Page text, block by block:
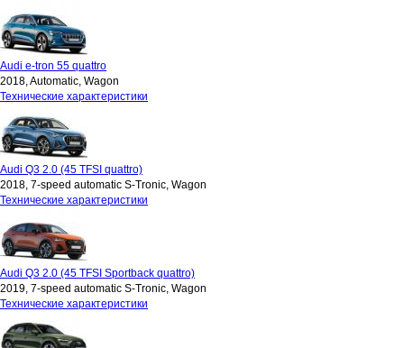
Audi e-tron 55 quattro
2018, Automatic, Wagon
Технические характеристики
Audi Q3 2.0 (45 TFSI quattro)
2018, 7-speed automatic S-Tronic, Wagon
Технические характеристики
Audi Q3 2.0 (45 TFSI Sportback quattro)
2019, 7-speed automatic S-Tronic, Wagon
Технические характеристики